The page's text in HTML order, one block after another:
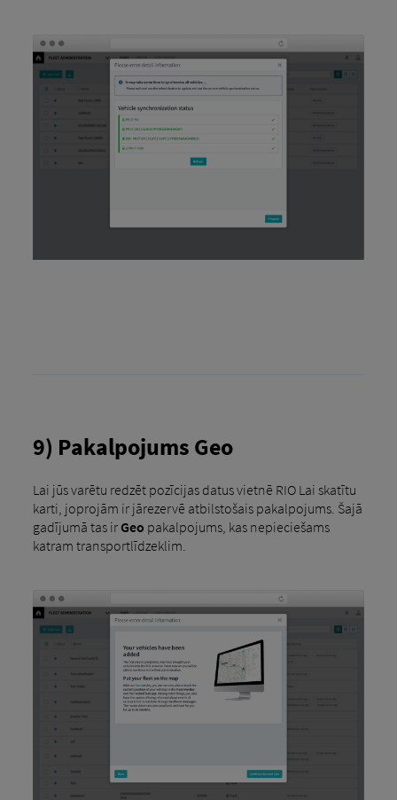
9) Pakalpojums Geo
Lai jūs varētu redzēt pozīcijas datus vietnē RIO Lai skatītu
karti, joprojām ir jārezervē atbilstošais pakalpojums. Šajā
gadījumā tas ir Geo pakalpojums, kas nepieciešams
katram transportlīdzeklim.